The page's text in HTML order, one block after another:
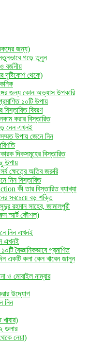
জন্য)
নতুনভাবে গড়ে তুলুন
বর্জনীয়
দৃষ্টিকোণ থেকে)
জন্য কোন অভ্যাস উপকারি
১০টি উপায়
বিবরণ
করার বিস্তারিত
নেন এখনই
উপায় জেনে নিন
দিকসমূহের বিস্তারিত
উপায়
ক্ষেত্রে অতিব জরুরি
নিন বিস্তারিত
কী তার বিস্তারিত ব্যাখ্যা
সবচেয়ে বড় শক্তি
রহমান সাহেব, জামালপুরী
স্মার্ট কৌশল)
নিন এখনই
এখনই
বৈজ্ঞানিকভাবে প্রমাণিত
একটি কলা কেন খাবেন জানুন
ও মোবাইল নাম্বার
উদ্যোগ
নিন
খাবার)
ডলার
নেয়া)